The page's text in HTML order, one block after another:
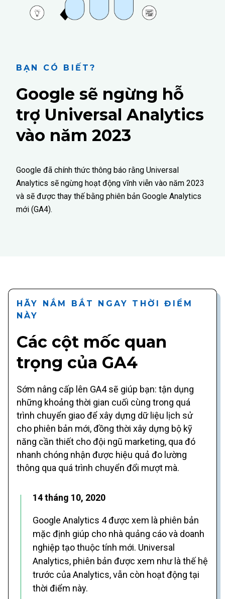
BẠN CÓ BIẾT?
Google sẽ ngừng hỗ
trợ Universal Analytics
vào năm 2023
Google đã chính thức thông báo rằng Universal
Analytics sẽ ngừng hoạt động vĩnh viễn vào năm 2023
và sẽ được thay thế bằng phiên bản Google Analytics
mới (GA4).
HÃY NẮM BẮT NGAY THỜI ĐIỂM
NÀY
Các cột mốc quan
trọng của GA4
Sớm nâng cấp lên GA4 sẽ giúp bạn: tận dụng
những khoảng thời gian cuối cùng trong quá
trình chuyển giao để xây dựng dữ liệu lịch sử
cho phiên bản mới, đồng thời xây dựng bộ kỹ
năng cần thiết cho đội ngũ marketing, qua đó
nhanh chóng nhận được hiệu quả đo lường
thông qua quá trình chuyển đổi mượt mà.
14 tháng 10, 2020
Google Analytics 4 được xem là phiên bản
mặc định giúp cho nhà quảng cáo và doanh
nghiệp tạo thuộc tính mới. Universal
Analytics, phiên bản được xem như là thế hệ
trước của Analytics, vẫn còn hoạt động tại
thời điểm này.